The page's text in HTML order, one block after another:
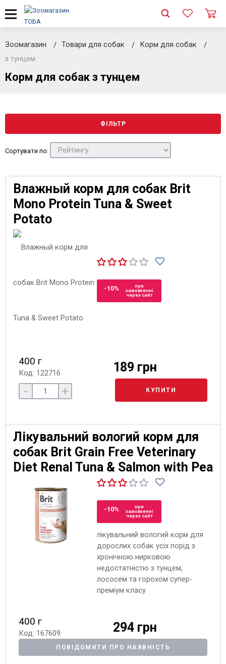
Зоомагазин Товари для собак
Корм для собак
з тунцем
Корм для собак з тунцем
ФІЛЬТР
Сортувати по:
Влажный корм для собак Brit
Mono Protein Tuna & Sweet
Potato
-10%
при
замовленні
через сайт
400 г
Код: 122716 189 грн
- + КУПИТИ
Лікувальний вологий корм для
собак Brit Grain Free Veterinary
Diet Renal Tuna & Salmon with Pea
-10%
при
замовленні
через сайт
лікувальний вологий корм для
дорослих собак усіх порід з
хронічною нирковою
недостатністю з тунцем,
лососем та горохом супер-
преміум класу
400 г
Код: 167609 294 грн
ПОВІДОМИТИ ПРО НАЯВНІСТЬ